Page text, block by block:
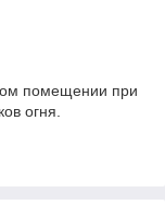
помещении при
огня.